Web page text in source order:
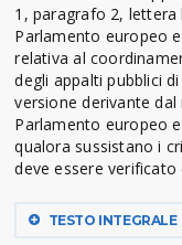
1, paragrafo 2, lettera
Parlamento europeo
relativa al
degli appalti pubblici
versione derivante
Parlamento europeo
qualora sussistano i
deve essere verificato
TESTO INTEGRALE